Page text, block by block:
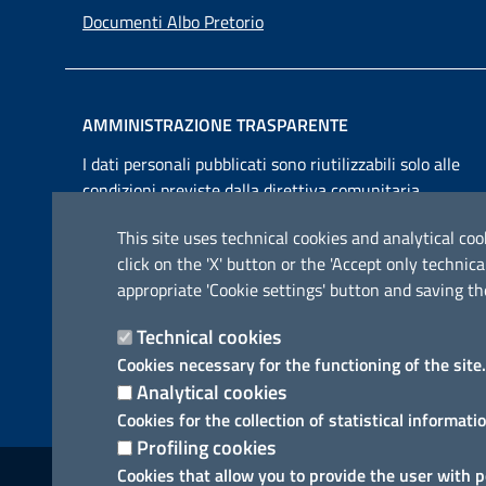
This site uses technical cookies and analytical
click on the 'X' button or the 'Accept only
appropriate 'Cookie settings' button and saving
Technical cookies
Cookies necessary for the functioning of the site.
Analytical cookies
Cookies for the collection of statistical
Profiling cookies
Cookies that allow you to provide the user with
Documenti Albo Pretorio
AMMINISTRAZIONE TRASPARENTE
I dati personali pubblicati sono riutilizzabili solo alle
condizioni previste dalla direttiva comunitaria
Link utili